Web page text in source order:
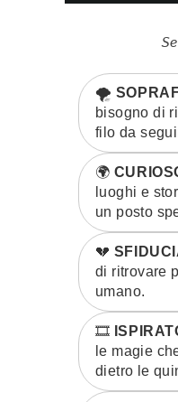
🌪️
bisogno di
filo da
🌍
luoghi e
un posto
💔
di ritrovare
umano.
🎞️
le magie
dietro le